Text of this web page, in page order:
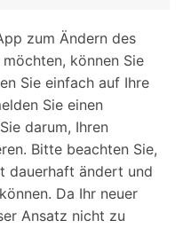
zum Ändern des
können Sie
Sie einfach auf Ihre
Sie einen
darum, Ihren
Bitte beachten Sie,
dauerhaft ändert und
Da Ihr neuer
Ansatz nicht zu